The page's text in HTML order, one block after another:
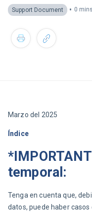
Support Document • 0
Marzo del 2025
Índice
temporal:
Tenga en cuenta que,
datos, puede haber casos